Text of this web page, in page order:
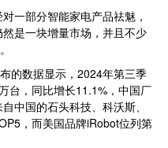
一部分智能家电产品祛魅，
是一块增量市场，并且不少
的数据显示，2024年第三季
台，同比增长11.1%，中国厂
中国的石头科技、科沃斯、
，而美国品牌iRobot位列第